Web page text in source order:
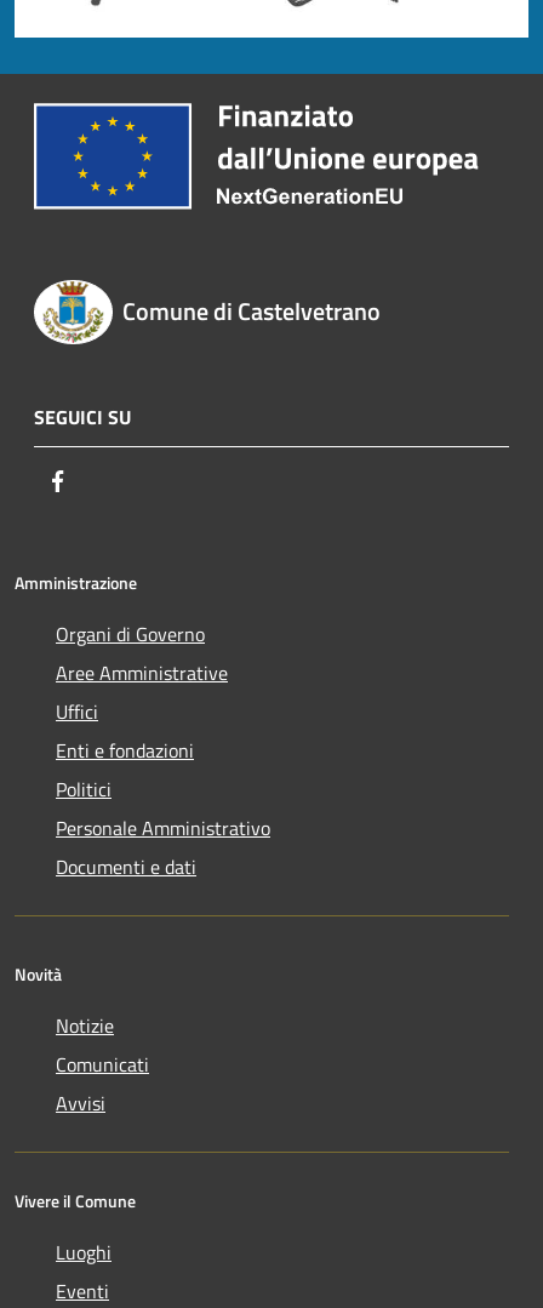
Comune di Castelvetrano
SEGUICI SU
Amministrazione
Organi di Governo
Aree Amministrative
Uffici
Enti e fondazioni
Politici
Personale Amministrativo
Documenti e dati
Novità
Notizie
Comunicati
Avvisi
Vivere il Comune
Luoghi
Eventi